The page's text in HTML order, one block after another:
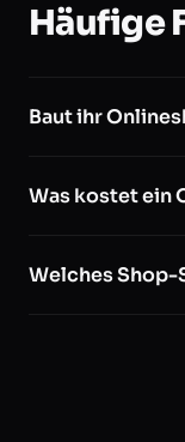
Häufige
Baut ihr
Was kostet ein
Welches Shop-